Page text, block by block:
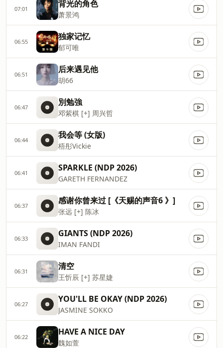
07:01 背光的角色
萧景鸿
06:55 独家记忆
郁可唯
06:51 后来遇见他
胡66
06:47 別勉強
邓紫棋 [+] 周兴哲
06:44 我会等 (女版)
梧彤Vickie
06:41 SPARKLE (NDP 2026)
GARETH FERNANDEZ
06:37 感谢你曾来过 [《天赐的声音6 》]
张远 [+] 陈冰
06:33 GIANTS (NDP 2026)
IMAN FANDI
06:31 清空
王忻辰 [+] 苏星婕
06:27 YOU'LL BE OKAY (NDP 2026)
JASMINE SOKKO
06:22 HAVE A NICE DAY
魏如萱